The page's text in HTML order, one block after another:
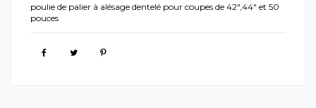
poulie de palier à alésage dentelé pour coupes de 42",44" et 50
pouces